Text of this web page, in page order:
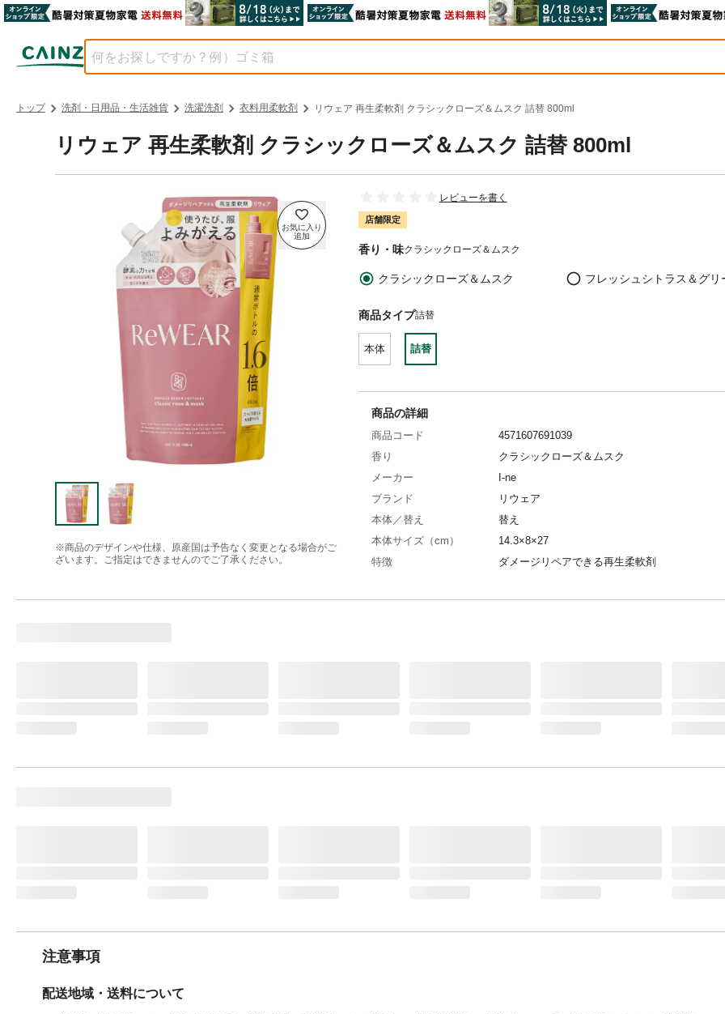
トップ 洗剤・日用品・生活雑貨 洗濯洗剤 衣料用柔軟剤 リウェア 再生柔軟剤 クラシックローズ＆ムスク 詰替 800ml
リウェア 再生柔軟剤 クラシックローズ＆ムスク 詰替 800ml
※商品のデザインや仕様、原産国は予告なく変更となる場合がご
ざいます。ご指定はできませんのでご了承ください。
レビューを書く
店舗限定
香り・味クラシックローズ＆ムスク
クラシックローズ＆ムスク フレッシュシトラス＆グリ
商品タイプ詰替
本体 詰替
商品の詳細
商品コード
4571607691039
香り
クラシックローズ＆ムスク
メーカー
I-ne
ブランド
リウェア
本体／替え
替え
本体サイズ（cm）
14.3×8×27
特徴
ダメージリペアできる再生柔軟剤
商品説明
〇毛玉・毛羽立ち除去 サステナ大国デンマーク
注意事項
配送地域・送料について